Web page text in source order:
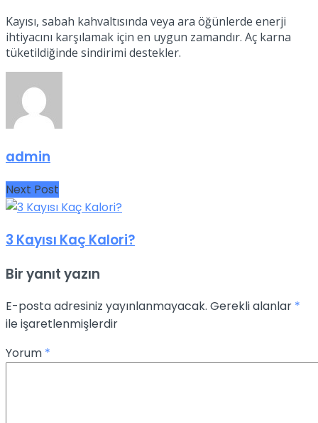
Kayısı, sabah kahvaltısında veya ara öğünlerde enerji
ihtiyacını karşılamak için en uygun zamandır. Aç karna
tüketildiğinde sindirimi destekler.
admin
Next Post
3 Kayısı Kaç Kalori?
Bir yanıt yazın
E-posta adresiniz yayınlanmayacak. Gerekli alanlar *
ile işaretlenmişlerdir
Yorum *